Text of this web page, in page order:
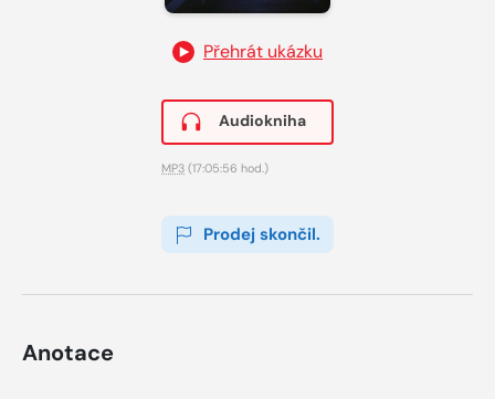
Přehrát ukázku
Audiokniha
MP3 (17:05:56 hod.)
Prodej skončil.
Anotace